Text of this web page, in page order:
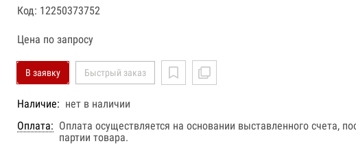
Код: 12250373752
Цена по запросу
В заявку Быстрый заказ
Наличие: нет в наличии
Оплата: Оплата осуществляется на основании выставленного счета,
партии товара.